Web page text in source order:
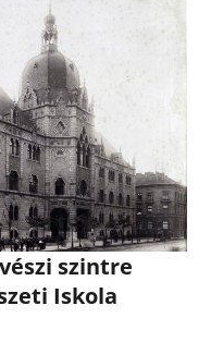
szintre
Iskola